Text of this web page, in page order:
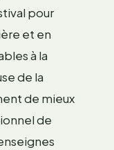
pour
et en
à la
de la
de mieux
de